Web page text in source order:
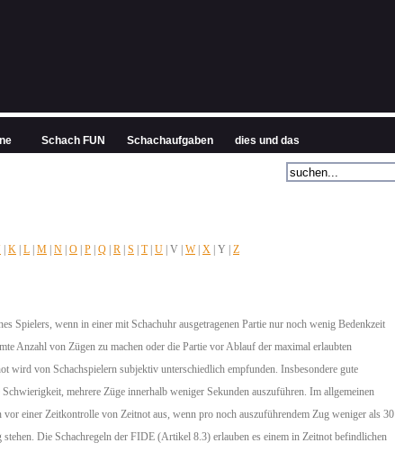
K L M N O P Q R S T| U | V | W| X | Y | Z
Spielers, wenn in einer mit Schachuhr ausgetragenen Partie nur noch wenig Bedenkzeit
Anzahl von Zügen zu machen oder die Partie vor Ablauf der maximal erlaubten
wird von Schachspielern subjektiv unterschiedlich empfunden. Insbesondere gute
mehrere Züge innerhalb weniger Sekunden auszuführen. Im allgemeinen
einer Zeitkontrolle von Zeitnot aus, wenn pro noch auszuführendem Zug weniger als 30
Die Schachregeln der FIDE (Artikel 8.3) erlauben es einem in Zeitnot befindlichen
Schach FUN Schachaufgaben dies und das